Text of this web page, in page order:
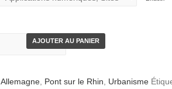
AJOUTER AU PANIER
Allemagne, Pont sur le Rhin Urbanisme